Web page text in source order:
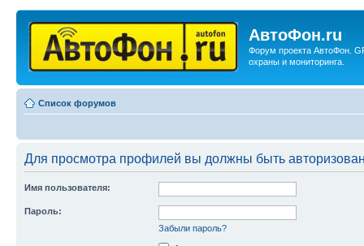
АвтоФон.ru
Форум проекта АвтоФон.
охраны и мониторинга.
Список форумов
Для просмотра профилей вы должны быть
Имя пользователя:
Пароль:
Забыли пароль?